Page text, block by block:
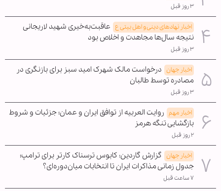
۳ روز قبل
اخبار نهادهای دینی و اهل بیتی ع عاقبت‌به‌خیری شهید لاریجانی
نتیجه سال‌ها مجاهدت و اخلاص بود
۳ روز قبل
اخبار جهان درخواست مالک شهرک امید سبز برای بازنگری در
مصادره توسط طالبان
۳ روز قبل
اخبار مهم روایت العربیه از توافق ایران و عمان؛ جزئیات و شروط
بازگشایی تنگه هرمز
۲ روز قبل
اخبار جهان گزارش گاردین: کابوس ترسناک کارتر برای ترامپ؛
جدول زمانی مذاکرات ایران تا انتخابات میان‌دوره‌ای؟
۷ ساعت قبل